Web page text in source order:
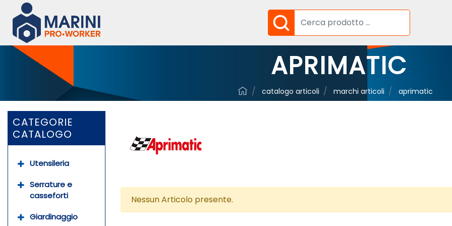
APRIMATIC
catalogo articoli marchi articoli aprimatic
CATEGORIE
CATALOGO
Utensileria
Serrature e
casseforti
Giardinaggio
Nessun Articolo presente.